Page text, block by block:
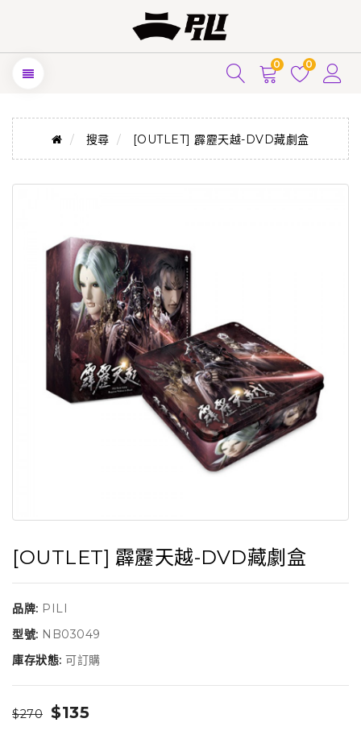
0 0
搜尋 [OUTLET] 霹靂天越-DVD藏劇盒
[OUTLET] 霹靂天越-DVD藏劇盒
品牌: PILI
型號: NB03049
庫存狀態: 可訂購
$270 $135